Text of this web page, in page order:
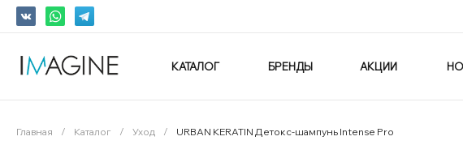
КАТАЛОГ БРЕНДЫ АКЦИИ
Главная / Каталог / Уход / URBAN KERATIN Детокс-шампунь Intense Pro